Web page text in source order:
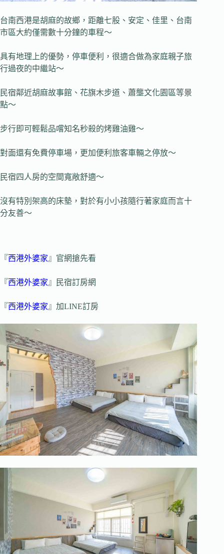
台南西港是胡麻的故鄉，距離七股、安定、佳里、台南
市區大約僅需數十分鐘的車程～
具有地理上的優勢，停車便利，很適合做為家庭親子旅
行過夜的中繼站～
民宿鄰近胡麻故事館、花旗木步道、蕭壟文化園區等景
點～
步行即可輕鬆品嚐知名秒殺的烤雞油雞～
對面還有免費停車場，更加便利旅客車輛之停放～
民宿四人房的空間寬敞舒適～
沒有特別架高的床墊，對於有小小孩隨行著家庭而言十
分友善～
『西港外婆家 』官網搶先看
『西港外婆家 』民宿訂房網
『西港外婆家 』加LINE訂房